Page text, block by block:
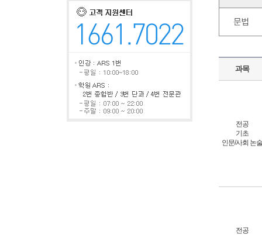
과목
전공
기초
인문/사회 논술
전공